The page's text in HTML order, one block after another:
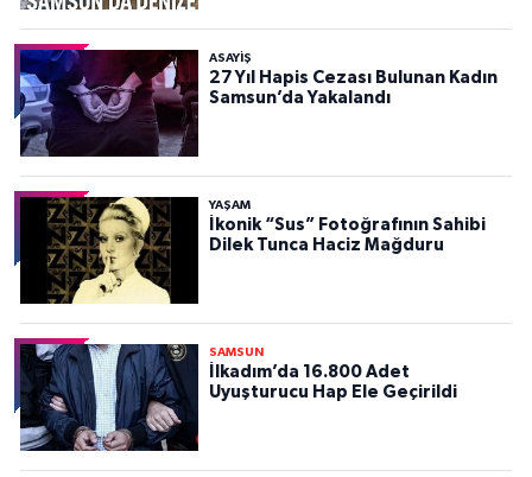
ASAYIŞ
27 Yıl Hapis Cezası Bulunan Kadın
Samsun’da Yakalandı
YAŞAM
İkonik “Sus” Fotoğrafının Sahibi
Dilek Tunca Haciz Mağduru
SAMSUN
İlkadım’da 16.800 Adet
Uyuşturucu Hap Ele Geçirildi